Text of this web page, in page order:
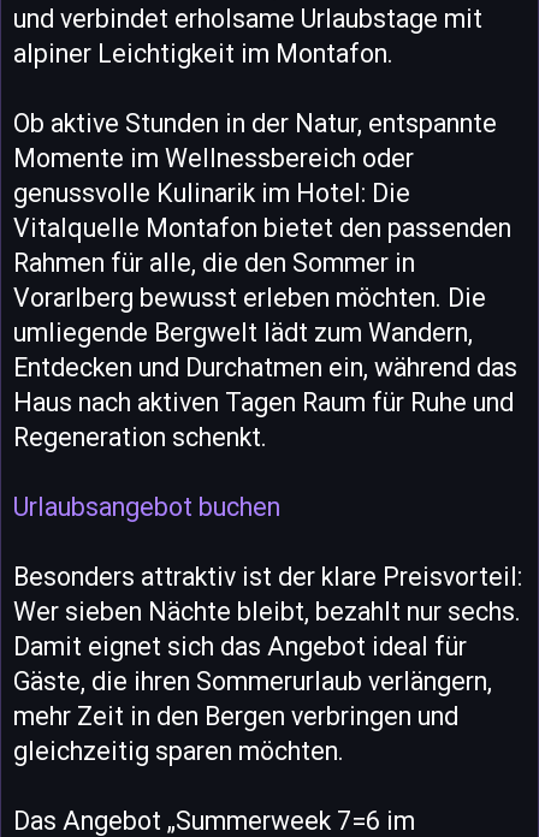
und verbindet erholsame Urlaubstage mit
alpiner Leichtigkeit im Montafon.
Ob aktive Stunden in der Natur, entspannte
Momente im Wellnessbereich oder
genussvolle Kulinarik im Hotel: Die
Vitalquelle Montafon bietet den passenden
Rahmen für alle, die den Sommer in
Vorarlberg bewusst erleben möchten. Die
umliegende Bergwelt lädt zum Wandern,
Entdecken und Durchatmen ein, während das
Haus nach aktiven Tagen Raum für Ruhe und
Regeneration schenkt.
Urlaubsangebot buchen
Besonders attraktiv ist der klare Preisvorteil:
Wer sieben Nächte bleibt, bezahlt nur sechs.
Damit eignet sich das Angebot ideal für
Gäste, die ihren Sommerurlaub verlängern,
mehr Zeit in den Bergen verbringen und
gleichzeitig sparen möchten.
Das Angebot „Summerweek 7=6 im